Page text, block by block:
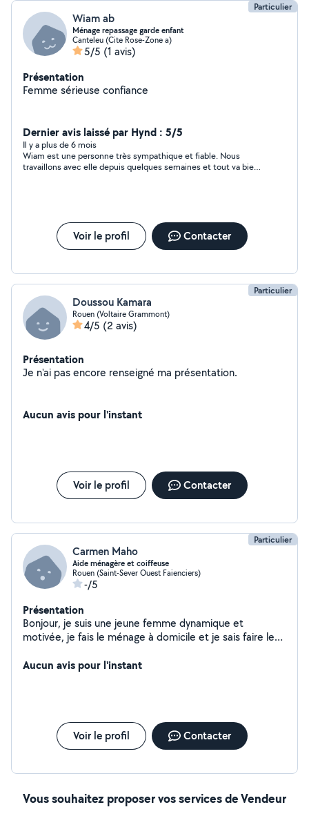
Particulier
Wiam ab
Ménage repassage garde enfant
Canteleu (Cite Rose-Zone a)
5/5 (1 avis)
Présentation
Femme sérieuse confiance
Dernier avis laissé par Hynd : 5/5
Il y a plus de 6 mois
Wiam est une personne très sympathique et fiable. Nous
travaillons avec elle depuis quelques semaines et tout va bien.
Voir le profil Contacter
Particulier
Doussou Kamara
Rouen (Voltaire Grammont)
4/5 (2 avis)
Présentation
Je n'ai pas encore renseigné ma présentation.
Aucun avis pour l'instant
Voir le profil Contacter
Particulier
Carmen Maho
Aide ménagère et coiffeuse
Rouen (Saint-Sever Ouest Faienciers)
-/5
Présentation
Bonjour, je suis une jeune femme dynamique et
motivée, je fais le ménage à domicile et je sais faire les
Aucun avis pour l'instant
Voir le profil Contacter
Vous souhaitez proposer vos services de Vendeur